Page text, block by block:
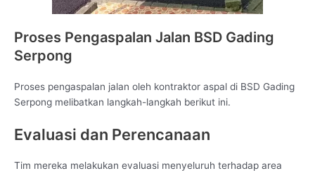
Proses Pengaspalan Jalan BSD Gading
Serpong
Proses pengaspalan jalan oleh kontraktor aspal di BSD Gading
Serpong melibatkan langkah-langkah berikut ini.
Evaluasi dan Perencanaan
Tim mereka melakukan evaluasi menyeluruh terhadap area